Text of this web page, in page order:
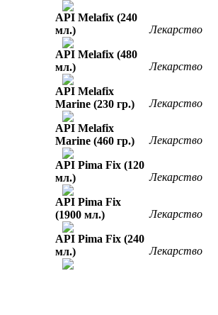
API Melafix (240
мл.)
Лекарство
API Melafix (480
мл.)
Лекарство
API Melafix
Marine (230 гр.)
Лекарство
API Melafix
Marine (460 гр.)
Лекарство
API Pima Fix (120
мл.)
Лекарство
API Pima Fix
(1900 мл.)
Лекарство
API Pima Fix (240
мл.)
Лекарство